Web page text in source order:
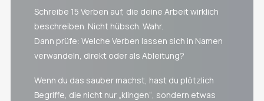
Schreibe 15 Verben auf, die deine Arbeit wirklich
beschreiben. Nicht hübsch. Wahr.
Dann prüfe: Welche Verben lassen sich in Namen
verwandeln, direkt oder als Ableitung?
Wenn du das sauber machst, hast du plötzlich
Begriffe, die nicht nur „klingen“, sondern etwas